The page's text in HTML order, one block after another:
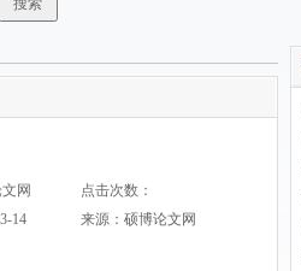
网
点击次数：
14 来源：硕博论文网